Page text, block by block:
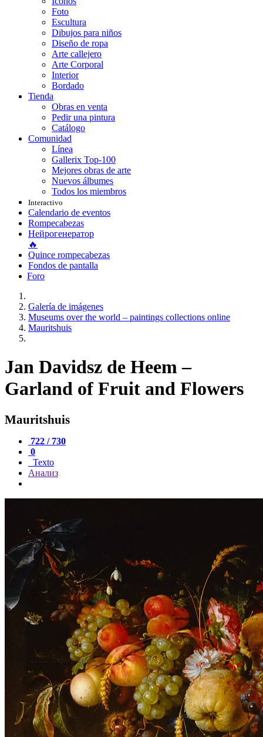
Foto
Escultura
Dibujos para niños
Diseño de ropa
Arte callejero
Arte Corporal
Interior
Bordado
Tienda
Obras en venta
Pedir una pintura
Catálogo
Comunidad
Línea
Gallerix Top-100
Mejores obras de arte
Nuevos álbumes
Todos los miembros
Interactivo
Calendario de eventos
Rompecabezas
Нейрогенератор
🔥
Quince rompecabezas
Fondos de pantalla
Foro
Galería de imágenes
Museums over the world – paintings collections online
Mauritshuis
Jan Davidsz de Heem –
Garland of Fruit and Flowers
Mauritshuis
722 / 730
0
Texto
Анализ